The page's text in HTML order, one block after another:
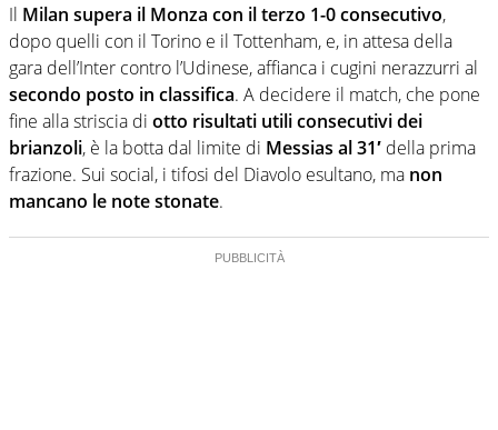
Il Milan supera il Monza con il terzo 1-0 consecutivo,
dopo quelli con il Torino e il Tottenham, e, in attesa della
gara dell’Inter contro l’Udinese, affianca i cugini nerazzurri al
secondo posto in classifica. A decidere il match, che pone
fine alla striscia di otto risultati utili consecutivi dei
brianzoli, è la botta dal limite di Messias al 31′ della prima
frazione. Sui social, i tifosi del Diavolo esultano, ma non
mancano le note stonate.